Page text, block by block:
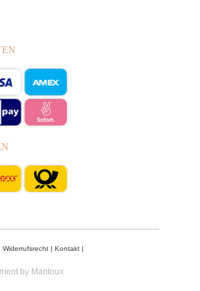
Widerrufsrecht Kontakt
by Mantoux